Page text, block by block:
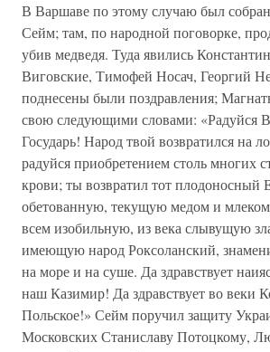
В Варшаве по этому случаю был
Сейм; там, по народной поговорке,
убив медведя. Туда явились
Виговские, Тимофей Носач, Георгий
поднесены были поздравления;
свою следующими словами: «Радуйся
Государь! Народ твой возвратился на
радуйся приобретением столь многих
крови; ты возвратил тот плодоносный
обетованную, текущую медом и
всем изобильную, из века слывущую
имеющую народ Роксоланский,
на море и на суше. Да здравствует
наш Казимир! Да здравствует во веки
Польское!» Сейм поручил защиту
Московских Станиславу Потоцкому,